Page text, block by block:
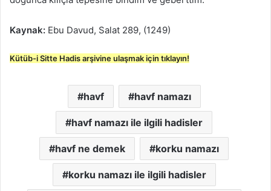
Kaynak: Ebu Davud, Salat 289, (1249)
Kütüb-i Sitte Hadis arşivine ulaşmak için tıklayın!
havf havf namazı
havf namazı ile ilgili hadisler
havf ne demek korku namazı
korku namazı ile ilgili hadisler